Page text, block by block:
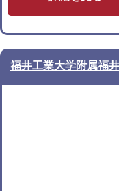
福井工業大学附属福